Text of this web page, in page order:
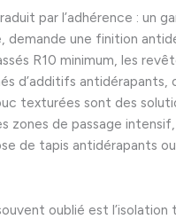
par l’adhérence : un
demande une finition
R10 minimum, les
d’additifs antidérapants,
texturées sont des
zones de passage
de tapis antidérapants
oublié est l’isolation